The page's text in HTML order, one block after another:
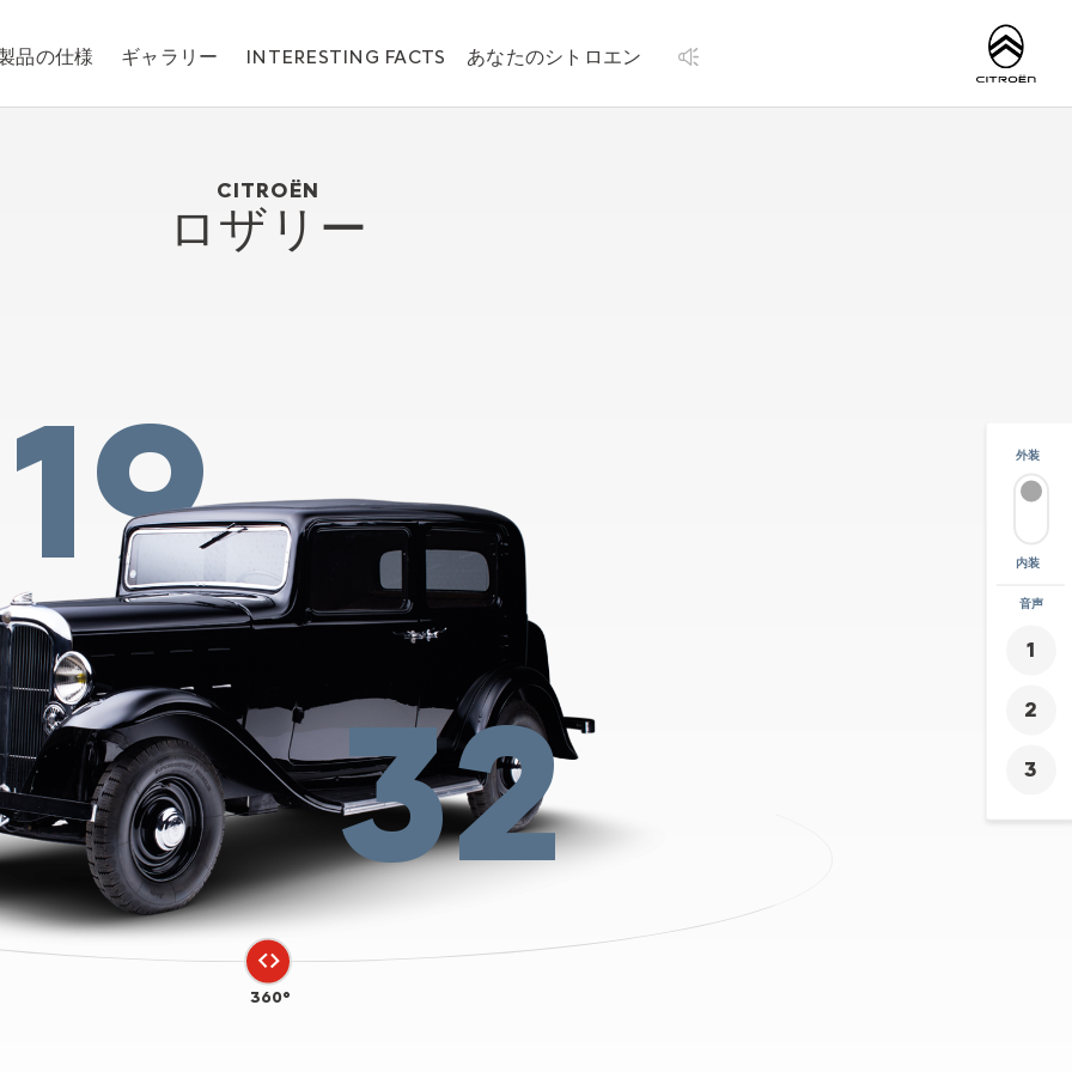
品の仕様 ギャラリー INTERESTING FACTS あなたのシトロエン
http://
CITROËN
ロザリー
19
32
360°
外装
内装
音声